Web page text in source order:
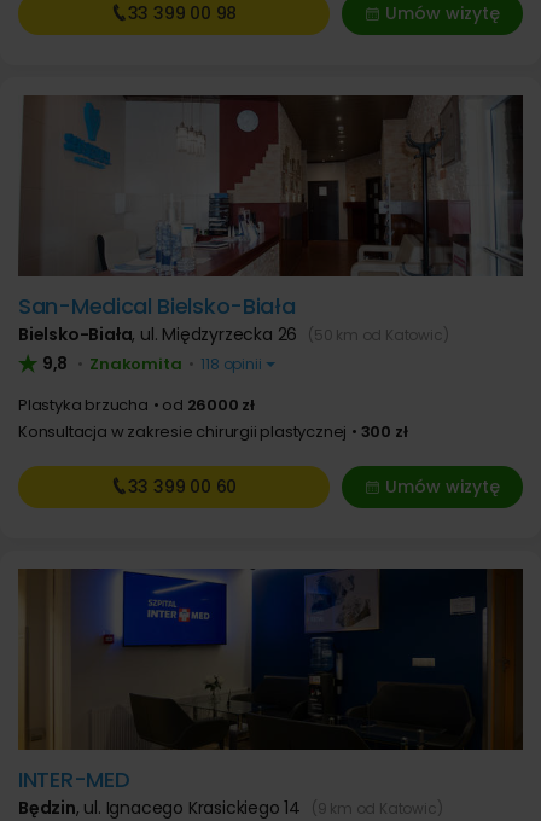
Umów wizytę
33 399 00 98
San-Medical Bielsko-Biała
Bielsko-Biała, ul. Międzyrzecka 26 (50 km od Katowic)
9,8 • Znakomita • 118 opinii
Plastyka brzucha od 26000 zł
Konsultacja w zakresie chirurgii plastycznej
300 zł
Umów wizytę
33 399 00 60
INTER-MED
Będzin, ul. Ignacego Krasickiego 14 (9 km od Katowic)